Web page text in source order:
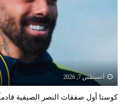
أغسطس 7, 2026
كوستا أول صفقات النصر الصيفية